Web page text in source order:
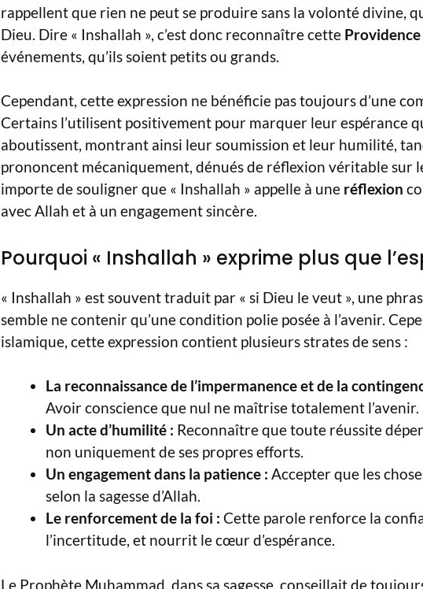
rappellent que rien ne peut se produire sans la volonté divine,
Dieu. Dire « Inshallah », c’est donc reconnaître cette Providence
événements, qu’ils soient petits ou grands.
Cependant, cette expression ne bénéficie pas toujours d’une
Certains l’utilisent positivement pour marquer leur espérance
aboutissent, montrant ainsi leur soumission et leur humilité,
prononcent mécaniquement, dénués de réflexion véritable sur
importe de souligner que « Inshallah » appelle à une réflexion
avec Allah et à un engagement sincère.
Pourquoi « Inshallah » exprime plus que
« Inshallah » est souvent traduit par « si Dieu le veut », une
semble ne contenir qu’une condition polie posée à l’avenir.
islamique, cette expression contient plusieurs strates de sens :
La reconnaissance de l’impermanence et de la
Avoir conscience que nul ne maîtrise totalement l’avenir.
Un acte d’humilité : Reconnaître que toute réussite
non uniquement de ses propres efforts.
Un engagement dans la patience : Accepter que les
selon la sagesse d’Allah.
Le renforcement de la foi : Cette parole renforce la
l’incertitude, et nourrit le cœur d’espérance.
Le Prophète Muhammad, dans sa sagesse, conseillait de